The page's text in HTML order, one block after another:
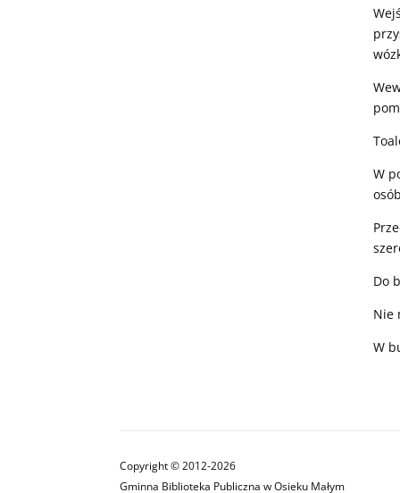
W
Do
Nie
W
Copyright © 2012-2026
Gminna Biblioteka Publiczna w Osieku Małym